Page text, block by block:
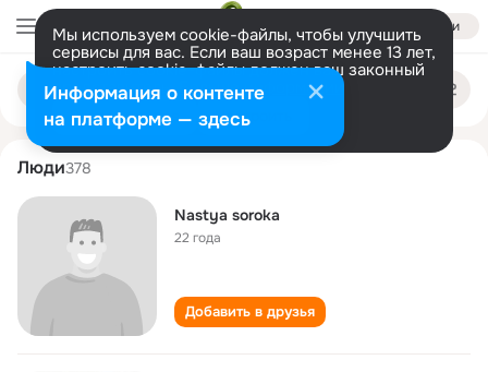
Войти
Мы используем cookie-файлы, чтобы улучшить
сервисы для вас. Если ваш возраст менее 13 лет,
настроить cookie-файлы должен ваш законный
представитель. Больше информации
Разрешить все Настроить
Поиск
людям
nastya soroka
Люди378
Nastya soroka
22 года
Добавить в друзья
Информация о контенте
на платформе — здесь